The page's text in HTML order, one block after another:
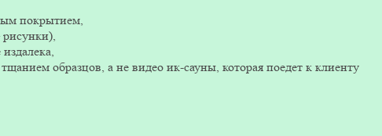
покрытием,
образцов, а не видео ик-сауны, которая поедет к клиенту